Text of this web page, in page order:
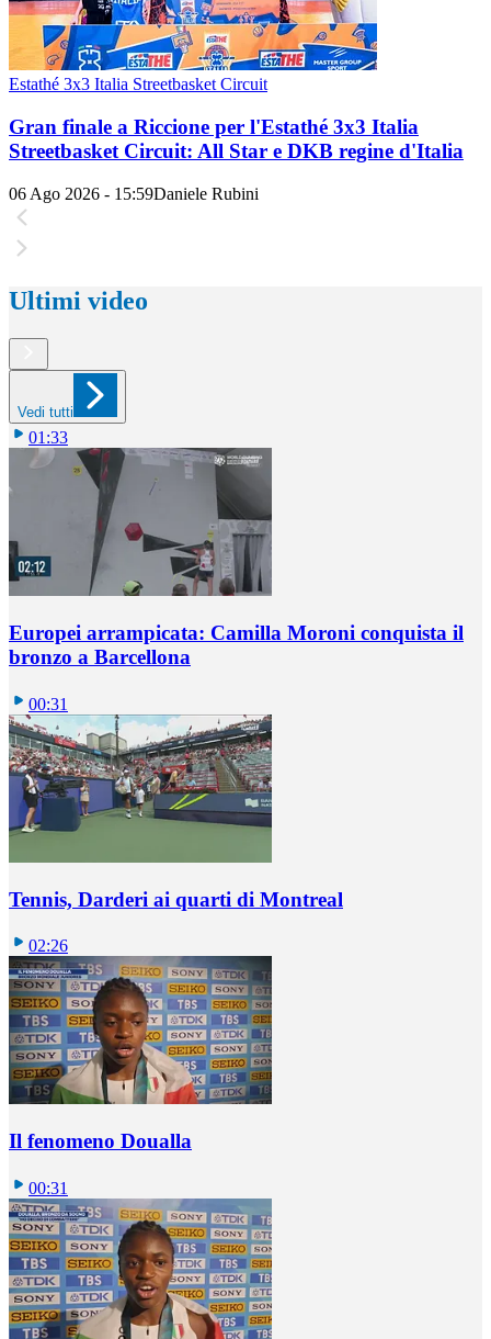
Estathé 3x3 Italia Streetbasket Circuit
Gran finale a Riccione per l'Estathé 3x3 Italia
Streetbasket Circuit: All Star e DKB regine d'Italia
06 Ago 2026 - 15:59Daniele Rubini
Ultimi video
Vedi tutti
01:33
Europei arrampicata: Camilla Moroni conquista il
bronzo a Barcellona
00:31
Tennis, Darderi ai quarti di Montreal
02:26
Il fenomeno Doualla
00:31